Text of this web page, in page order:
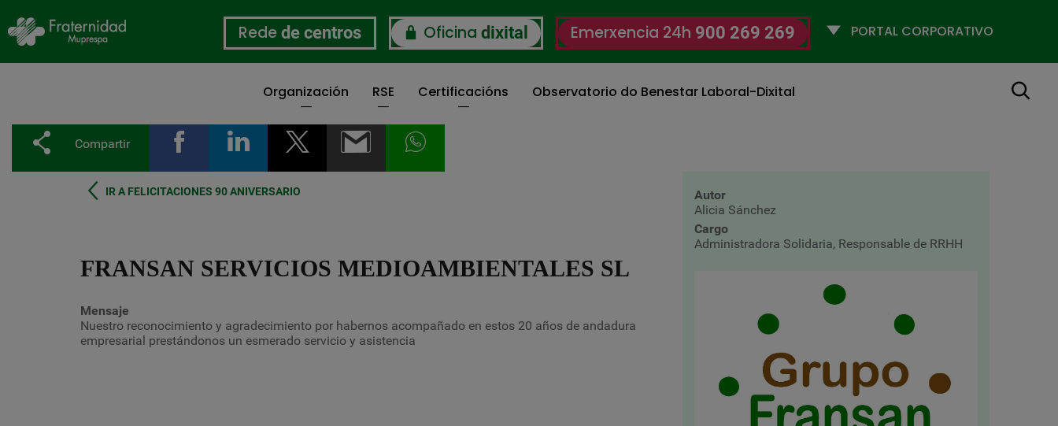
contido
Rede de centros Oficina dixital Emerxencia 24h 900 269 269
Selecciona
Organización RSE Certificacións Observatorio do Benestar Laboral-Dixital Buscar
Compartir
IR A FELICITACIONES 90 ANIVERSARIO
FRANSAN SERVICIOS MEDIOAMBIENTALES SL
Mensaje
Nuestro reconocimiento y agradecimiento por habernos acompañado en estos 20 años de andadura
empresarial prestándonos un esmerado servicio y asistencia
Autor
Alicia Sánchez
Cargo
Administradora Solidaria, Responsable de RRHH